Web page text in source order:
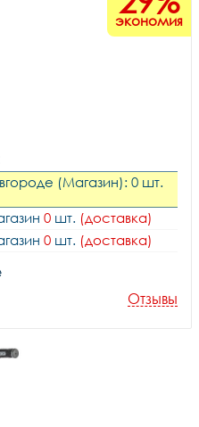
экономия
(Магазин): 0 шт.
0 шт. (доставка)
0 шт. (доставка)
Отзывы